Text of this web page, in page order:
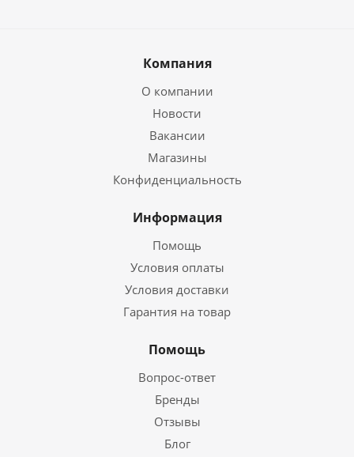
Компания
О компании
Новости
Вакансии
Магазины
Конфиденциальность
Информация
Помощь
Условия оплаты
Условия доставки
Гарантия на товар
Помощь
Вопрос-ответ
Бренды
Отзывы
Блог